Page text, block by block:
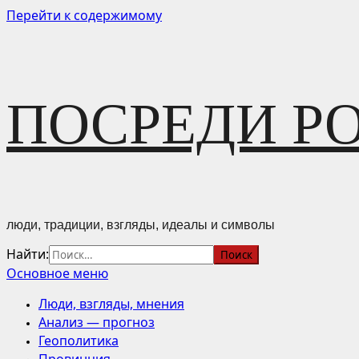
Перейти к содержимому
ПОСРЕДИ
люди, традиции, взгляды, идеалы и символы
Найти:
Основное меню
Люди, взгляды, мнения
Анализ — прогноз
Геополитика